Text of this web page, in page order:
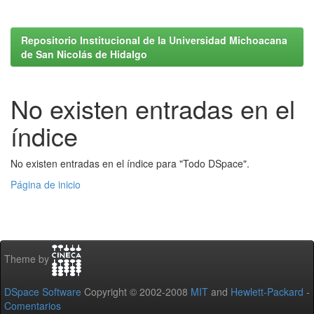
Repositorio Institucional de la Universidad Michoacana
de San Nicolás de Hidalgo
No existen entradas en el
índice
No existen entradas en el índice para "Todo DSpace".
Página de inicio
Theme by
DSpace Software Copyright © 2002-2008 MIT and Hewlett-Packard -
Comentarios